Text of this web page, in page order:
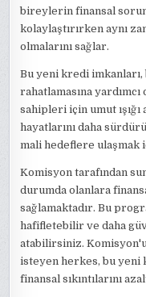
bireylerin finansal
kolaylaştırırken aynı
olmalarını sağlar.
Bu yeni kredi imkanları,
rahatlamasına
sahipleri için umut
hayatlarını daha
mali hedeflere ulaşmak
Komisyon tarafından
durumda olanlara
sağlamaktadır. Bu
hafifletebilir ve daha
atabilirsiniz.
isteyen herkes, bu yeni
finansal sıkıntılarını